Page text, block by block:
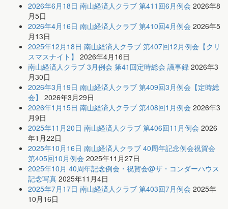
2026年6月18日 南山経済人クラブ 第411回6月例会 2026年8
月5日
2026年4月16日 南山経済人クラブ 第410回4月例会 2026年5
月13日
2025年12月18日 南山経済人クラブ 第407回12月例会【クリ
スマスナイト】 2026年4月16日
南山経済人クラブ 3月例会 第41回定時総会 議事録 2026年3
月30日
2026年3月19日 南山経済人クラブ 第409回3月例会【定時総
会】 2026年3月29日
2026年1月15日 南山経済人クラブ 第408回1月例会 2026年3
月9日
2025年11月20日 南山経済人クラブ 第406回11月例会 2026
年1月22日
2025年10月16日 南山経済人クラブ 40周年記念例会祝賀会
第405回10月例会 2025年11月27日
2025年10月 40周年記念例会・祝賀会@ザ・コンダーハウス
記念写真 2025年11月4日
2025年7月17日 南山経済人クラブ 第403回7月例会 2025年
10月16日